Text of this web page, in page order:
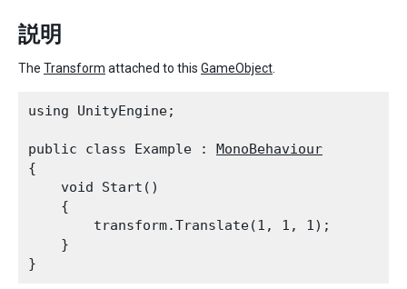
説明
The Transform attached to this GameObject
using UnityEngine;
public class Example : MonoBehaviour
{
    void Start()
    {
        transform.Translate(1, 1, 1);
    }